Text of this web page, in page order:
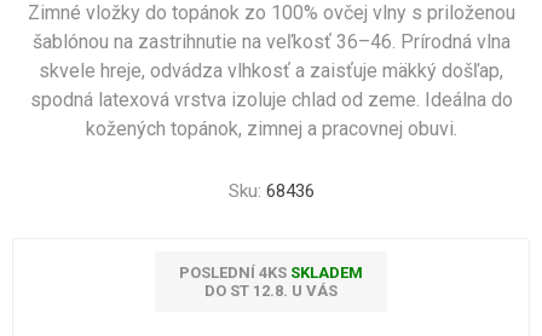
Zimné vložky do topánok zo 100% ovčej vlny s priloženou
šablónou na zastrihnutie na veľkosť 36–46. Prírodná vlna
skvele hreje, odvádza vlhkosť a zaisťuje mäkký došľap,
spodná latexová vrstva izoluje chlad od zeme. Ideálna do
kožených topánok, zimnej a pracovnej obuvi.
Sku: 68436
POSLEDNÍ 4KS SKLADEM
DO ST 12.8. U VÁS